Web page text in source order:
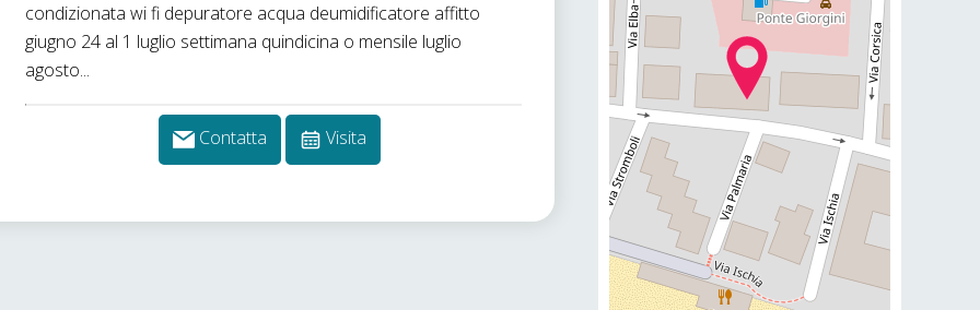
condizionata wi fi depuratore acqua deumidificatore affitto
giugno 24 al 1 luglio settimana quindicina o mensile luglio
agosto...
Contatta Visita